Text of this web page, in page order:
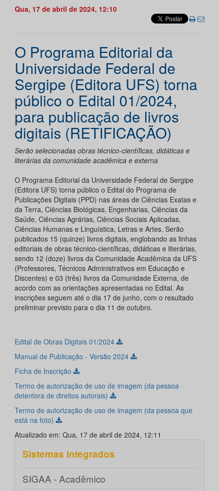
Qua, 17 de abril de 2024, 12:10
O Programa Editorial da
Universidade Federal de
Sergipe (Editora UFS) torna
público o Edital 01/2024,
para publicação de livros
digitais (RETIFICAÇÃO)
Serão selecionadas obras técnico-científicas, didáticas e
literárias da comunidade acadêmica e externa
O Programa Editorial da Universidade Federal de Sergipe
(Editora UFS) torna público o Edital do Programa de
Publicações Digitais (PPD) nas áreas de Ciências Exatas e
da Terra, Ciências Biológicas, Engenharias, Ciências da
Saúde, Ciências Agrárias, Ciências Sociais Aplicadas,
Ciências Humanas e Linguística, Letras e Artes. Serão
publicados 15 (quinze) livros digitais, englobando as linhas
editoriais de obras técnico-científicas, didáticas e literárias,
sendo 12 (doze) livros da Comunidade Acadêmica da UFS
(Professores, Técnicos Administrativos em Educação e
Discentes) e 03 (três) livros da Comunidade Externa, de
acordo com as orientações apresentadas no Edital. As
inscrições seguem até o dia 17 de junho, com o resultado
preliminar previsto para o dia 11 de outubro.
Edital de Obras Digitais 01/2024
Manual de Publicação - Versão 2024
Ficha de Inscrição
Termo de autorização de uso de imagem (da pessoa
detentora de direitos autorais)
Termo de autorização de uso de imagem (da pessoa que
está na foto)
Atualizado em: Qua, 17 de abril de 2024, 12:11
Sistemas integrados
SIGAA - Acadêmico